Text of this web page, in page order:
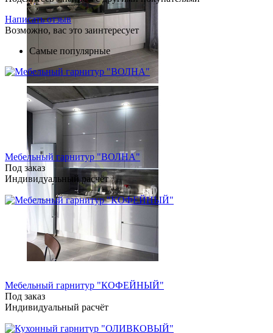
Написать отзыв
Возможно, вас это заинтересует
Самые популярные
Мебельный гарнитур "ВОЛНА"
Под заказ
Индивидуальный расчёт
Мебельный гарнитур "КОФЕЙНЫЙ"
Под заказ
Индивидуальный расчёт